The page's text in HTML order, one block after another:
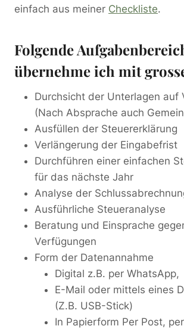
einfach aus meiner Checkliste.
Folgende
übernehme ich mit
Durchsicht der Unterlagen auf
(Nach Absprache auch
Ausfüllen der Steuererklärung
Verlängerung der Eingabefrist
Durchführen einer einfachen
für das nächste Jahr
Analyse der
Ausführliche Steueranalyse
Beratung und Einsprache
Verfügungen
Form der Datenannahme
Digital z.B. per WhatsApp,
E-Mail oder mittels eines
(Z.B. USB-Stick)
In Papierform Per Post,